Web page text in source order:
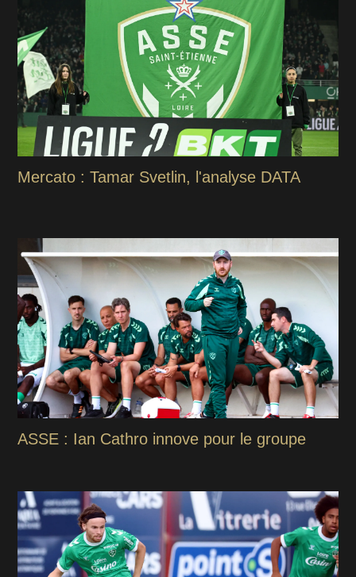
Mercato : Tamar Svetlin, l'analyse DATA
ASSE : Ian Cathro innove pour le groupe